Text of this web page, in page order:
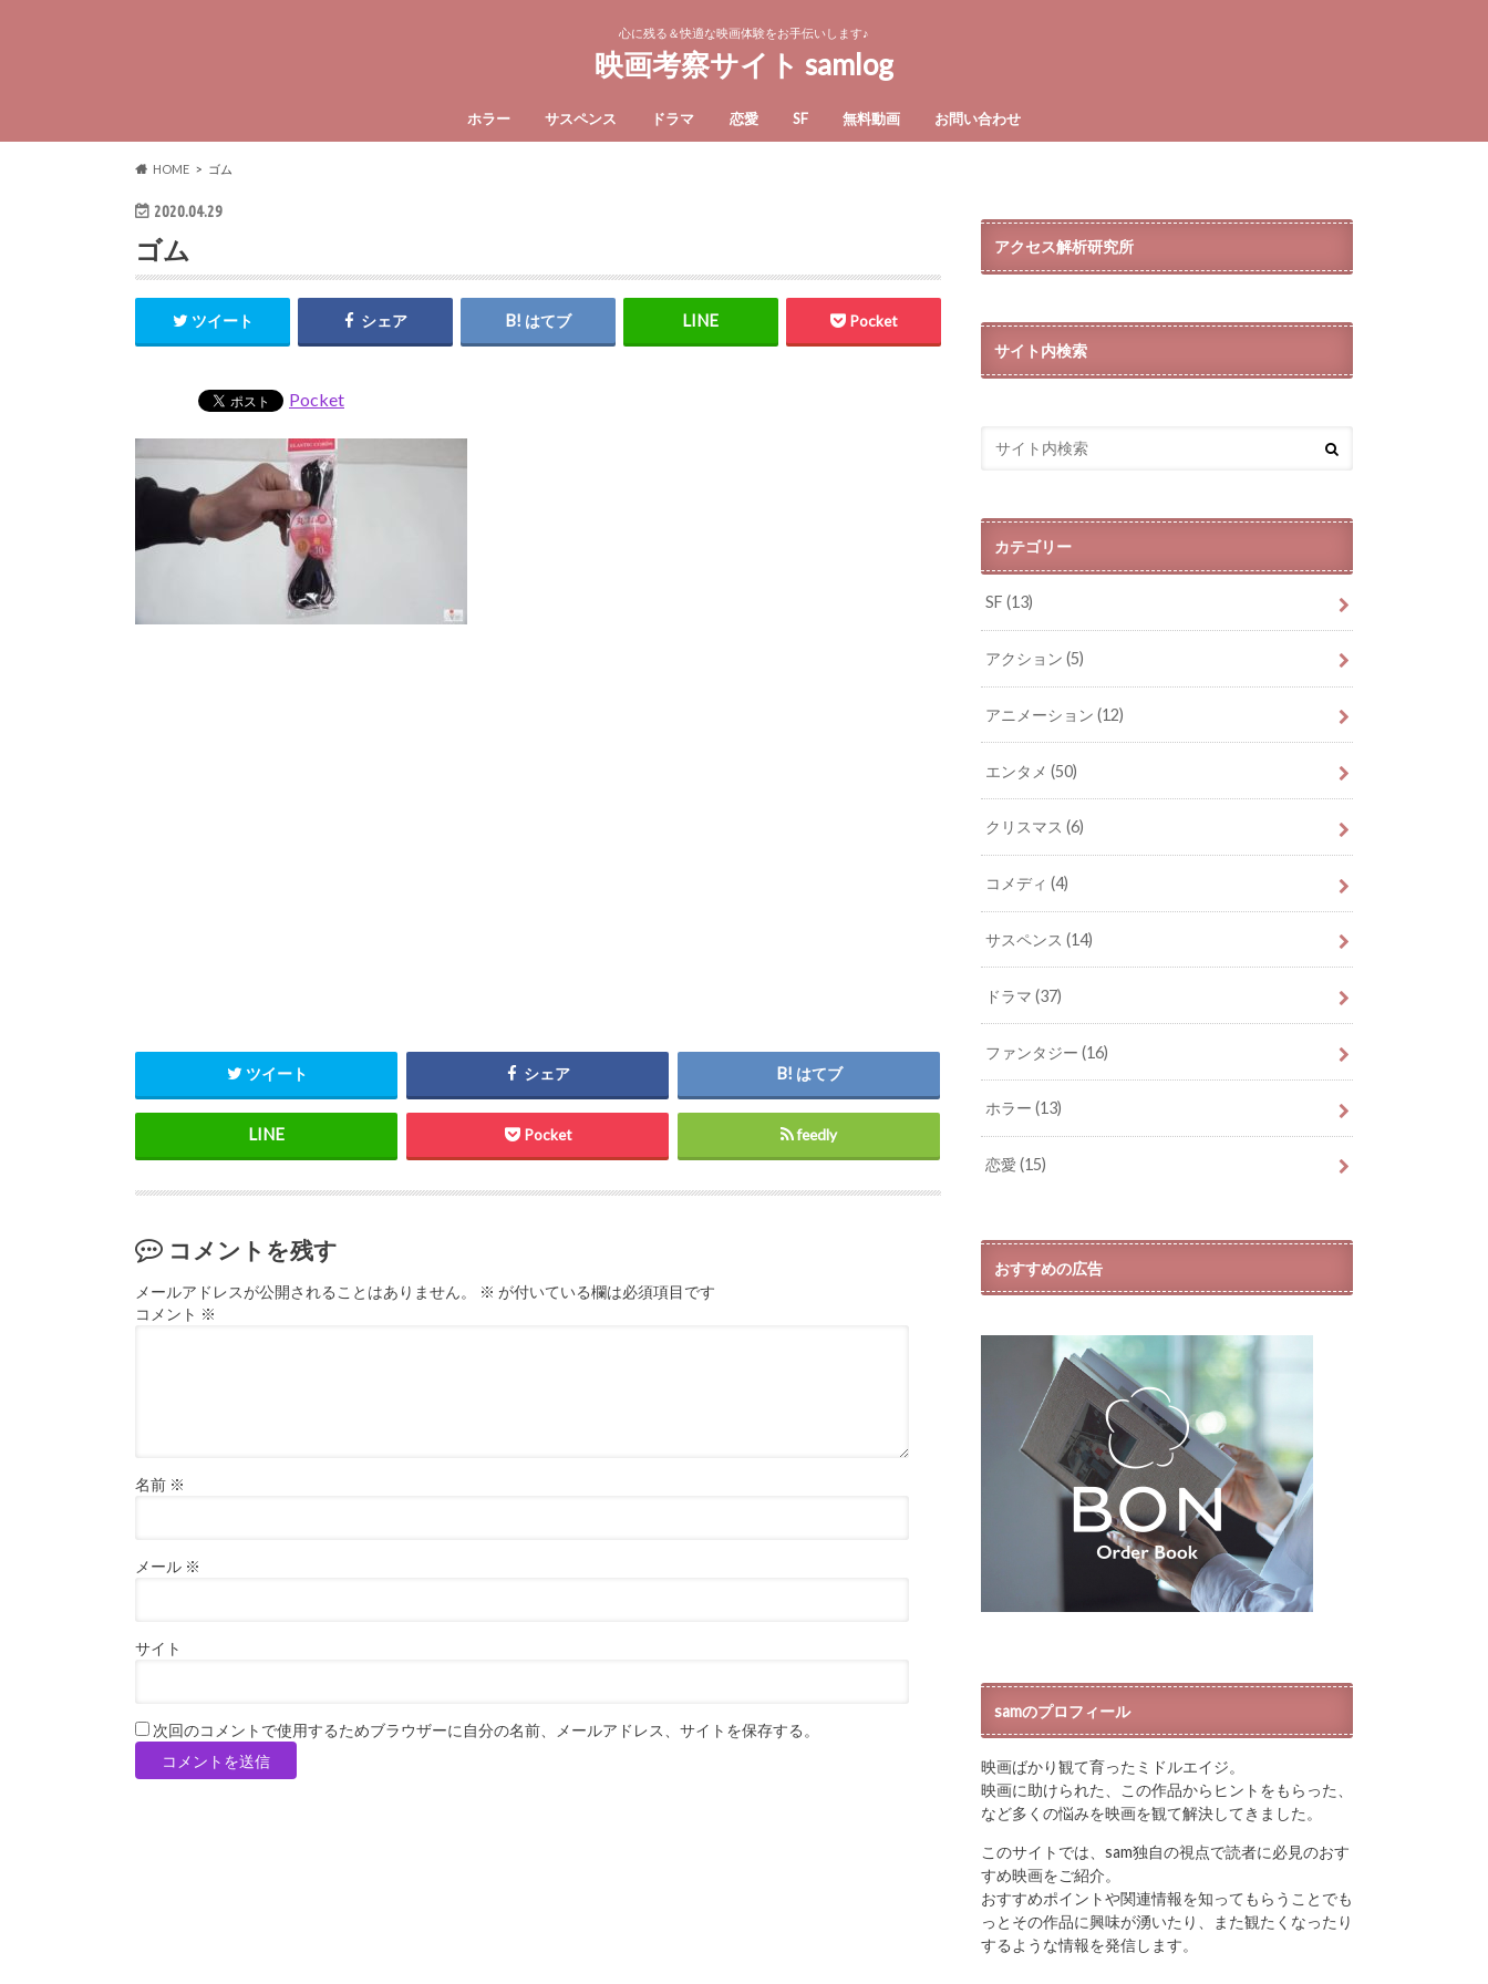
心に残る＆快適な映画体験をお手伝いします♪
映画考察サイト samlog
ホラー サスペンス ドラマ 恋愛 SF 無料動画 お問い合わせ
HOME ゴム
2020.04.29
ゴム
ツイート シェア はてブ Pocket
Pocket
ツイート シェア はてブ
Pocket feedly
コメントを残す
メールアドレスが公開されることはありません。 ※ が付いている欄は必須項目です
コメント ※
名前 ※
メール ※
サイト
次回のコメントで使用するためブラウザーに自分の名前、メールアドレス、サイトを保存する。
アクセス解析研究所
サイト内検索
カテゴリー
SF(13)
アクション(5)
アニメーション(12)
エンタメ(50)
クリスマス(6)
コメディ(4)
サスペンス(14)
ドラマ(37)
ファンタジー(16)
ホラー(13)
恋愛(15)
おすすめの広告
samのプロフィール
映画ばかり観て育ったミドルエイジ。
映画に助けられた、この作品からヒントをもらった、
など多くの悩みを映画を観て解決してきました。
このサイトでは、sam独自の視点で読者に必見のおす
すめ映画をご紹介。
おすすめポイントや関連情報を知ってもらうことでも
っとその作品に興味が湧いたり、また観たくなったり
するような情報を発信します。